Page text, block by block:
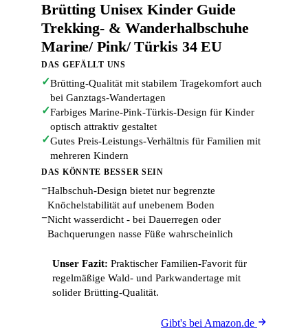
Brütting Unisex Kinder Guide
Trekking- & Wanderhalbschuhe
Marine/ Pink/ Türkis 34 EU
DAS GEFÄLLT UNS
✓Brütting-Qualität mit stabilem Tragekomfort auch
bei Ganztags-Wandertagen
✓Farbiges Marine-Pink-Türkis-Design für Kinder
optisch attraktiv gestaltet
✓Gutes Preis-Leistungs-Verhältnis für Familien mit
mehreren Kindern
DAS KÖNNTE BESSER SEIN
−Halbschuh-Design bietet nur begrenzte
Knöchelstabilität auf unebenem Boden
−Nicht wasserdicht - bei Dauerregen oder
Bachquerungen nasse Füße wahrscheinlich
Unser Fazit: Praktischer Familien-Favorit für
regelmäßige Wald- und Parkwandertage mit
solider Brütting-Qualität.
Gibt's bei Amazon.de